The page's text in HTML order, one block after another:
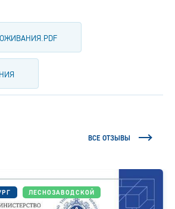
ВСЕ ОТЗЫВЫ
ЛЕСНОЗАВОДСКОЙ